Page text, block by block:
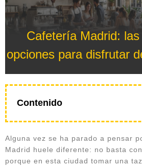
Cafetería Madrid:
opciones para disfrutar
Contenido
Alguna vez se ha parado a pensar
Madrid huele diferente: no basta
porque en esta ciudad tomar una